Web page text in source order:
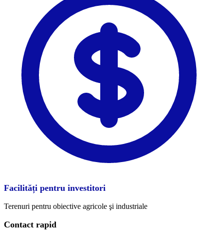
Facilități pentru investitori
Terenuri pentru obiective agricole şi industriale
Contact rapid